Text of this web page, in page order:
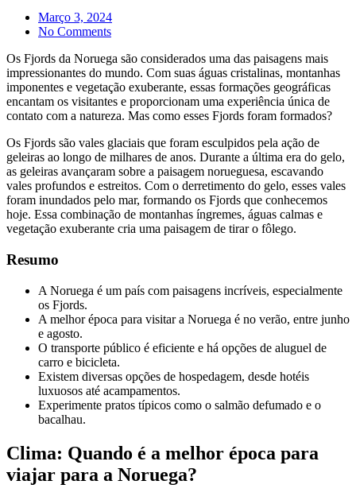
Março 3, 2024
No Comments
Os Fjords da Noruega são considerados uma das paisagens mais
impressionantes do mundo. Com suas águas cristalinas, montanhas
imponentes e vegetação exuberante, essas formações geográficas
encantam os visitantes e proporcionam uma experiência única de
contato com a natureza. Mas como esses Fjords foram formados?
Os Fjords são vales glaciais que foram esculpidos pela ação de
geleiras ao longo de milhares de anos. Durante a última era do gelo,
as geleiras avançaram sobre a paisagem norueguesa, escavando
vales profundos e estreitos. Com o derretimento do gelo, esses vales
foram inundados pelo mar, formando os Fjords que conhecemos
hoje. Essa combinação de montanhas íngremes, águas calmas e
vegetação exuberante cria uma paisagem de tirar o fôlego.
Resumo
A Noruega é um país com paisagens incríveis, especialmente
os Fjords.
A melhor época para visitar a Noruega é no verão, entre junho
e agosto.
O transporte público é eficiente e há opções de aluguel de
carro e bicicleta.
Existem diversas opções de hospedagem, desde hotéis
luxuosos até acampamentos.
Experimente pratos típicos como o salmão defumado e o
bacalhau.
Clima: Quando é a melhor época para
viajar para a Noruega?